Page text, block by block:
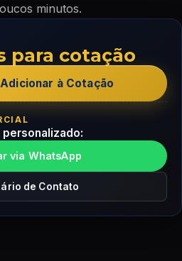
minutos.
para cotação
Adicionar à Cotação
via WhatsApp
de Contato